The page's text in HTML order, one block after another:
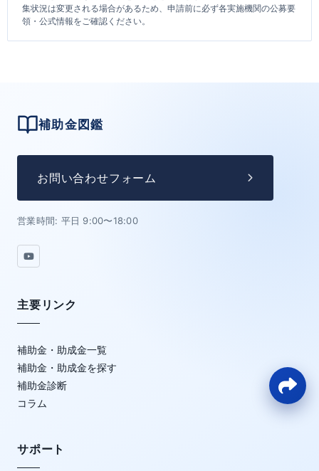
集状況は変更される場合があるため、申請前に必ず各実施機関の公募要
領・公式情報をご確認ください。
補助金図鑑
お問い合わせフォーム
営業時間: 平日 9:00〜18:00
主要リンク
補助金・助成金一覧
補助金・助成金を探す
補助金診断
コラム
サポート